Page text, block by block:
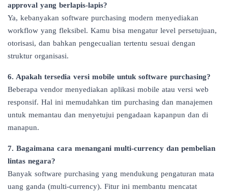
approval yang berlapis-lapis?
Ya, kebanyakan software purchasing modern menyediakan
workflow yang fleksibel. Kamu bisa mengatur level persetujuan,
otorisasi, dan bahkan pengecualian tertentu sesuai dengan
struktur organisasi.
6. Apakah tersedia versi mobile untuk software purchasing?
Beberapa vendor menyediakan aplikasi mobile atau versi web
responsif. Hal ini memudahkan tim purchasing dan manajemen
untuk memantau dan menyetujui pengadaan kapanpun dan di
manapun.
7. Bagaimana cara menangani multi-currency dan pembelian
lintas negara?
Banyak software purchasing yang mendukung pengaturan mata
uang ganda (multi-currency). Fitur ini membantu mencatat